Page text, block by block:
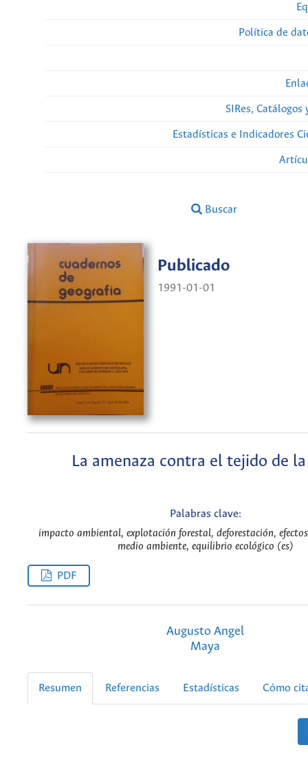
Política de
SIRes, Catálogos
Estadísticas e Indicadores
Buscar
Publicado
1991-01-01
La amenaza contra el tejido de
Palabras clave:
impacto ambiental, explotación forestal, deforestación,
medio ambiente, equilibrio ecológico (es)
PDF
Augusto Angel
Maya
Resumen Referencias Estadísticas Cómo